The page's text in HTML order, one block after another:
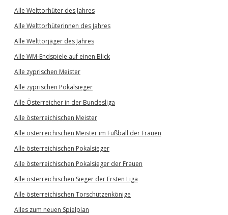
Alle Welttorhüter des Jahres
Alle Welttorhüterinnen des Jahres
Alle Welttorjäger des Jahres
Alle WM-Endspiele auf einen Blick
Alle zyprischen Meister
Alle zyprischen Pokalsieger
Alle Österreicher in der Bundesliga
Alle österreichischen Meister
Alle österreichischen Meister im Fußball der Frauen
Alle österreichischen Pokalsieger
Alle österreichischen Pokalsieger der Frauen
Alle österreichischen Sieger der Ersten Liga
Alle österreichischen Torschützenkönige
Alles zum neuen Spielplan